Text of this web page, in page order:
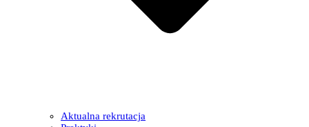
Aktualna rekrutacja